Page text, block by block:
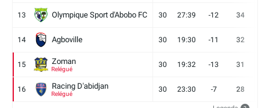
13 Olympique Sport d'Abobo FC 30 27:39 -12 34
14 Agboville 30 19:30 -11 32
15 Zoman
Relégué
30 19:32 -13 31
16 Racing D'abidjan
Relégué
30 23:30 -7 28